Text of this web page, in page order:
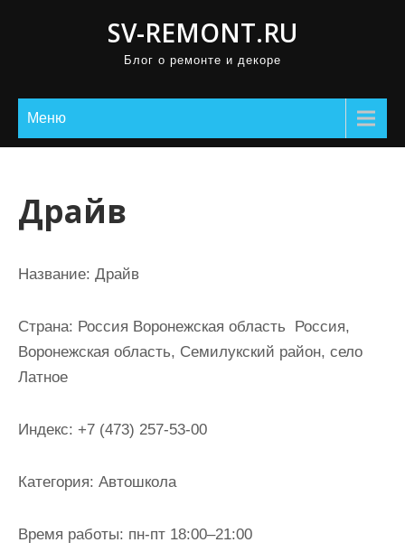
SV-REMONT.RU
Блог о ремонте и декоре
Меню
Драйв
Название: Драйв
Страна: Россия Воронежская область Россия,
Воронежская область, Семилукский район, село
Латное
Индекс: +7 (473) 257-53-00
Категория: Автошкола
Время работы: пн-пт 18:00–21:00